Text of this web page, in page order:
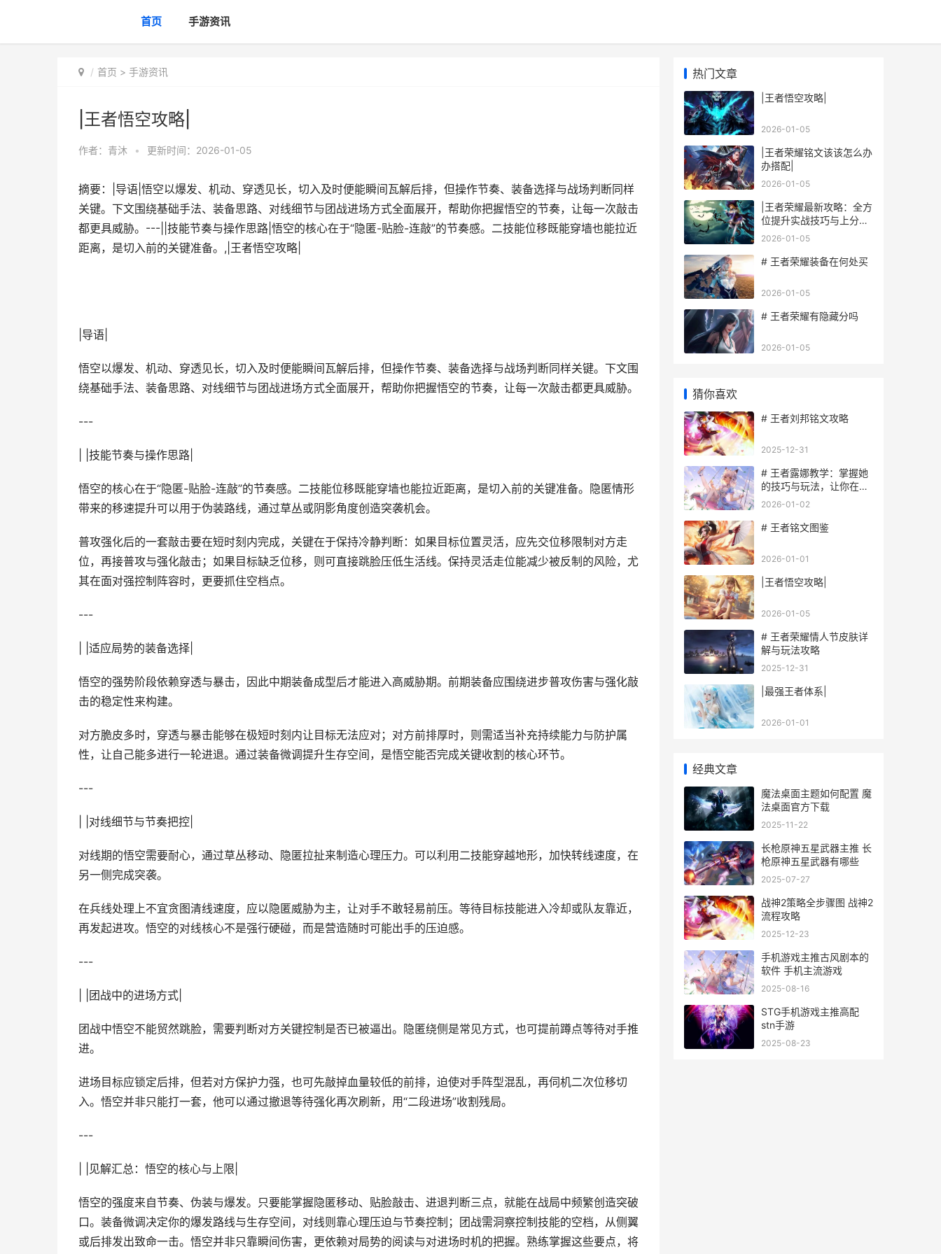
首页 手游资讯
首页 > 手游资讯
|王者悟空攻略|
作者： 青沐 • 更新时间：2026-01-05
摘要：|导语|悟空以爆发、机动、穿透见长，切入及时便能瞬间瓦解后排，但操作节奏、装备选择与战场判断同样
关键。下文围绕基础手法、装备思路、对线细节与团战进场方式全面展开，帮助你把握悟空的节奏，让每一次敲击
都更具威胁。---||技能节奏与操作思路|悟空的核心在于“隐匿-贴脸-连敲”的节奏感。二技能位移既能穿墙也能拉近
距离，是切入前的关键准备。,|王者悟空攻略|
|导语|
悟空以爆发、机动、穿透见长，切入及时便能瞬间瓦解后排，但操作节奏、装备选择与战场判断同样关键。下文围
绕基础手法、装备思路、对线细节与团战进场方式全面展开，帮助你把握悟空的节奏，让每一次敲击都更具威胁。
---
| |技能节奏与操作思路|
悟空的核心在于“隐匿-贴脸-连敲”的节奏感。二技能位移既能穿墙也能拉近距离，是切入前的关键准备。隐匿情形
带来的移速提升可以用于伪装路线，通过草丛或阴影角度创造突袭机会。
普攻强化后的一套敲击要在短时刻内完成，关键在于保持冷静判断：如果目标位置灵活，应先交位移限制对方走
位，再接普攻与强化敲击；如果目标缺乏位移，则可直接跳脸压低生活线。保持灵活走位能减少被反制的风险，尤
其在面对强控制阵容时，更要抓住空档点。
---
| |适应局势的装备选择|
悟空的强势阶段依赖穿透与暴击，因此中期装备成型后才能进入高威胁期。前期装备应围绕进步普攻伤害与强化敲
击的稳定性来构建。
对方脆皮多时，穿透与暴击能够在极短时刻内让目标无法应对；对方前排厚时，则需适当补充持续能力与防护属
性，让自己能多进行一轮进退。通过装备微调提升生存空间，是悟空能否完成关键收割的核心环节。
---
| |对线细节与节奏把控|
对线期的悟空需要耐心，通过草丛移动、隐匿拉扯来制造心理压力。可以利用二技能穿越地形，加快转线速度，在
另一侧完成突袭。
在兵线处理上不宜贪图清线速度，应以隐匿威胁为主，让对手不敢轻易前压。等待目标技能进入冷却或队友靠近，
再发起进攻。悟空的对线核心不是强行硬碰，而是营造随时可能出手的压迫感。
---
| |团战中的进场方式|
团战中悟空不能贸然跳脸，需要判断对方关键控制是否已被逼出。隐匿绕侧是常见方式，也可提前蹲点等待对手推
进。
进场目标应锁定后排，但若对方保护力强，也可先敲掉血量较低的前排，迫使对手阵型混乱，再伺机二次位移切
入。悟空并非只能打一套，他可以通过撤退等待强化再次刷新，用“二段进场”收割残局。
---
| |见解汇总：悟空的核心与上限|
悟空的强度来自节奏、伪装与爆发。只要能掌握隐匿移动、贴脸敲击、进退判断三点，就能在战局中频繁创造突破
口。装备微调决定你的爆发路线与生存空间，对线则靠心理压迫与节奏控制；团战需洞察控制技能的空档，从侧翼
或后排发出致命一击。悟空并非只靠瞬间伤害，更依赖对局势的阅读与对进场时机的把握。熟练掌握这些要点，将
热门文章
|王者悟空攻略|
2026-01-05
|王者荣耀铭文该该怎么办
办搭配|
2026-01-05
|王者荣耀最新攻略：全方
位提升实战技巧与上分思
路|
2026-01-05
# 王者荣耀装备在何处买
2026-01-05
# 王者荣耀有隐藏分吗
2026-01-05
猜你喜欢
# 王者刘邦铭文攻略
2025-12-31
# 王者露娜教学：掌握她
的技巧与玩法，让你在对
战中大放异彩
2026-01-02
# 王者铭文图鉴
2026-01-01
|王者悟空攻略|
2026-01-05
# 王者荣耀情人节皮肤详
解与玩法攻略
2025-12-31
|最强王者体系|
2026-01-01
经典文章
魔法桌面主题如何配置 魔
法桌面官方下载
2025-11-22
长枪原神五星武器主推 长
枪原神五星武器有哪些
2025-07-27
战神2策略全步骤图 战神2
流程攻略
2025-12-23
手机游戏主推古风剧本的
软件 手机主流游戏
2025-08-16
STG手机游戏主推高配
stn手游
2025-08-23